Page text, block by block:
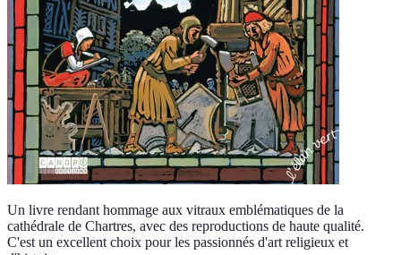
Un livre rendant hommage aux vitraux emblématiques de la
cathédrale de Chartres, avec des reproductions de haute qualité.
C'est un excellent choix pour les passionnés d'art religieux et